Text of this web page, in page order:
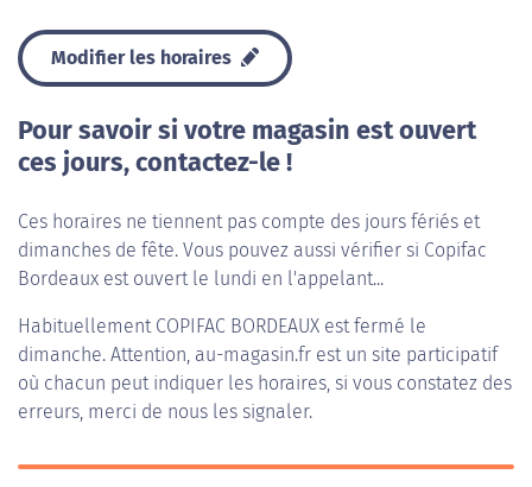
Modifier les horaires
Pour savoir si votre magasin est ouvert
ces jours, contactez-le !
Ces horaires ne tiennent pas compte des jours fériés et
dimanches de fête. Vous pouvez aussi vérifier si Copifac
Bordeaux est ouvert le lundi en l'appelant...
Habituellement COPIFAC BORDEAUX est fermé le
dimanche. Attention, au-magasin.fr est un site participatif
où chacun peut indiquer les horaires, si vous constatez des
erreurs, merci de nous les signaler.